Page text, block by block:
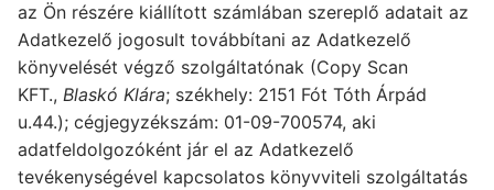
az Ön részére kiállított számlában szereplő adatait az
Adatkezelő jogosult továbbítani az Adatkezelő
könyvelését végző szolgáltatónak (Copy Scan
KFT., Blaskó Klára; székhely: 2151 Fót Tóth Árpád
u.44.); cégjegyzékszám: 01-09-700574, aki
adatfeldolgozóként jár el az Adatkezelő
tevékenységével kapcsolatos könyvviteli szolgáltatás